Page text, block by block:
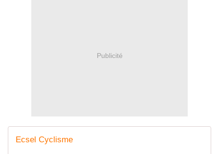
Publicité
Ecsel Cyclisme